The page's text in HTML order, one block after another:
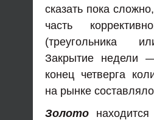
сказать пока
часть
(треугольника
Закрытие недели
конец четверга
на рынке
Золото